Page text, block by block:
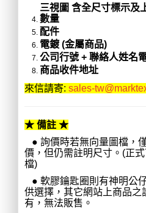
三視圖 含全尺寸標示及
數量
配件
電鍍 (金屬商品)
公司行號 + 聯絡人姓名
商品收件地址
來信請寄:sales-
★ 備註 ★
● 詢價時若無向量圖檔，
價，但仍需註明尺寸。(正
檔)
●軟膠鑰匙圈則有神明公
供選擇，其它網站上商品之
有，無法販售。